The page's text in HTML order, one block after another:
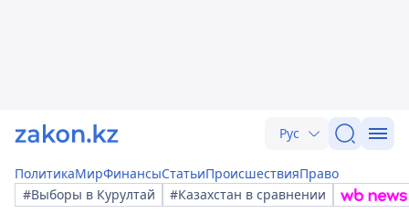
Рус
ПолитикаМирФинансыСтатьиПроисшествияПраво
#Выборы в Курултай
#Казахстан в сравнении